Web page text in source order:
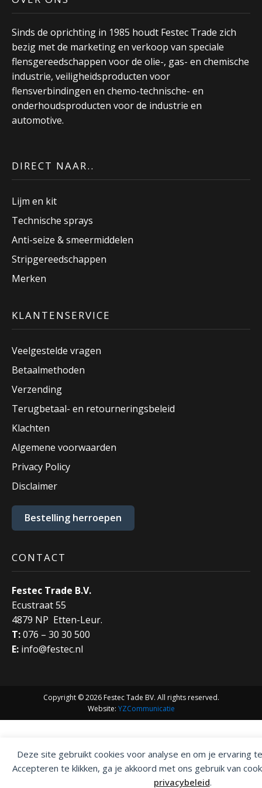
Deze site gebruikt cookies voor analyse en om je ervaring
Accepteren te klikken, ga je akkoord met ons gebruik van
privacybeleid.
Sinds de oprichting in 1985 houdt Festec Trade zich
bezig met de marketing en verkoop van speciale
flensgereedschappen voor de olie-, gas- en chemische
industrie, veiligheidsproducten voor
flensverbindingen en chemo-technische- en
onderhoudsproducten voor de industrie en
automotive.
DIRECT NAAR..
Lijm en kit
Technische sprays
Anti-seize & smeermiddelen
Stripgereedschappen
Merken
KLANTENSERVICE
Veelgestelde vragen
Betaalmethoden
Verzending
Terugbetaal- en retourneringsbeleid
Klachten
Algemene voorwaarden
Privacy Policy
Disclaimer
Bestelling herroepen
CONTACT
Festec Trade B.V.
Ecustraat 55
4879 NP Etten-Leur.
T:076 – 30 30 500
E: info@festec.nl
Copyright © 2026 Festec Tade BV. All rights reserved.
Website: YZCommunicatie